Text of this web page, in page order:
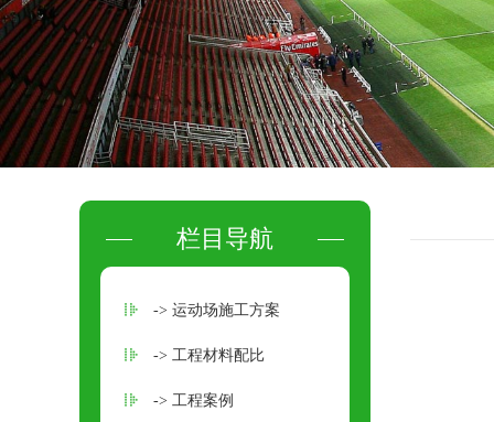
栏目导航
-> 运动场施工方案
-> 工程材料配比
-> 工程案例